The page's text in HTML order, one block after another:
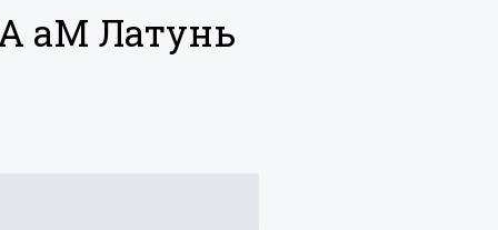
aM Латунь